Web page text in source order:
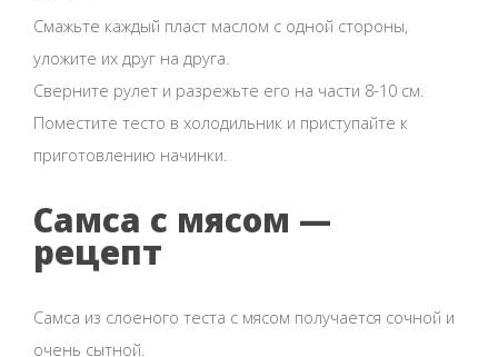
Смажьте каждый пласт маслом с одной стороны,
уложите их друг на друга.
Сверните рулет и разрежьте его на части 8-10 см.
Поместите тесто в холодильник и приступайте к
приготовлению начинки.
Самса с мясом —
рецепт
Самса из слоеного теста с мясом получается сочной и
очень сытной.